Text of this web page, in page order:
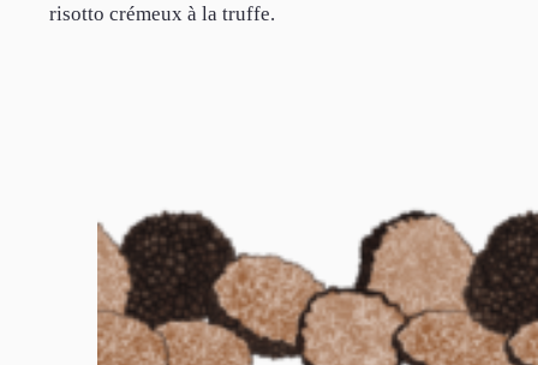
risotto crémeux à la truffe.